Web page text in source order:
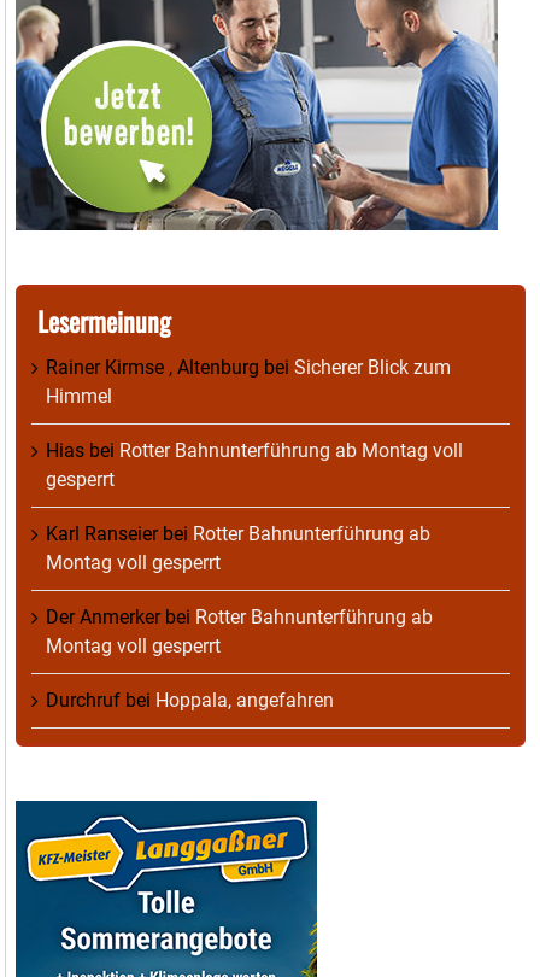
Lesermeinung
Rainer Kirmse , Altenburg bei Sicherer Blick zum
Himmel
Hias bei Rotter Bahnunterführung ab Montag voll
gesperrt
Karl Ranseierbei Rotter Bahnunterführung ab
Montag voll gesperrt
Der Anmerkerbei Rotter Bahnunterführung ab
Montag voll gesperrt
Durchruf bei Hoppala, angefahren